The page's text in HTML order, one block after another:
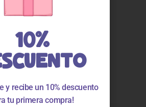
10%
y recibe un 10% descuento
tu primera compra!